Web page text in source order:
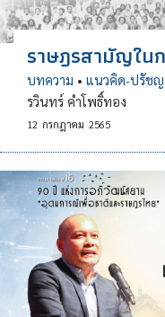
ราษฎรสามัญใน
บทความ • แนวคิด-ปรัชญ
รวินทร์ คำโพธิ์ทอง
12 กรกฎาคม 2565